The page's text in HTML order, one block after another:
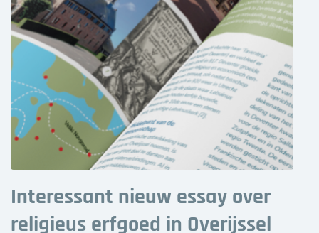
Persoonlijk advies
Nieuws
Agenda
Over ons
Wie zijn wij?
Contact
Interessant nieuw essay over
religieus erfgoed in Overijssel